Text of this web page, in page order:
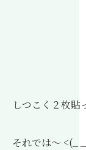
しつこく２枚貼
それでは～ <(_